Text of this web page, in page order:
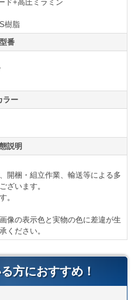
（最下段）
ら
部に記載がございます。
ら（軒先渡し ＊簡単な搬
渡し方法で送料算出致しま
ド+高圧ミラミン
樹脂
型番
ラー
説明
開梱・組立作業、輸送等による多
ざいます。
。
像の表示色と実物の色に差違が生
ください。
方におすすめ！